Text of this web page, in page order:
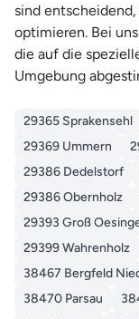
sind
optimieren. Bei
die auf die
Umgebung
29365 Sprakensehl
29369 Ummern
29386 Dedelstorf
29386 Obernholz
29393 Groß
29399 Wahrenholz
38467 Bergfeld
38470 Parsau